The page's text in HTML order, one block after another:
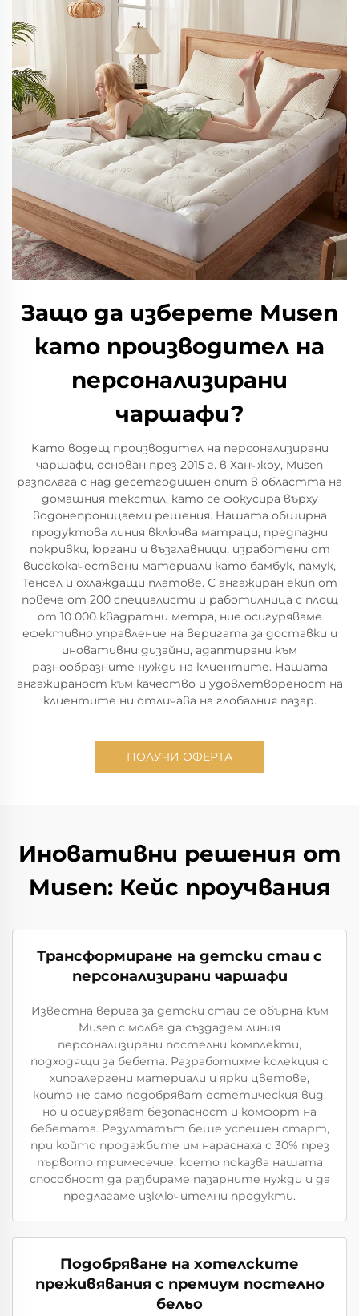
Защо да изберете Musen
като производител на
персонализирани
чаршафи?
Като водещ производител на персонализирани
чаршафи, основан през 2015 г. в Ханчжоу, Musen
разполага с над десетгодишен опит в областта на
домашния текстил, като се фокусира върху
водонепроницаеми решения. Нашата обширна
продуктовa линия включва матраци, предпазни
покривки, юргани и възглавници, изработени от
висококачествени материали като бамбук, памук,
Тенсел и охлаждащи платове. С ангажиран екип от
повече от 200 специалисти и работилница с площ
от 10 000 квадратни метра, ние осигуряваме
ефективно управление на веригата за доставки и
иновативни дизайни, адаптирани към
разнообразните нужди на клиентите. Нашата
ангажираност към качество и удовлетвореност на
клиентите ни отличава на глобалния пазар.
ПОЛУЧИ ОФЕРТА
Иновативни решения от
Musen: Кейс проучвания
Трансформиране на детски стаи с
персонализирани чаршафи
Известна верига за детски стаи се обърна към
Musen с молба да създадем линия
персонализирани постелни комплекти,
подходящи за бебета. Разработихме колекция с
хипоалергени материали и ярки цветове,
които не само подобряват естетическия вид,
но и осигуряват безопасност и комфорт на
бебетата. Резултатът беше успешен старт,
при който продажбите им нараснаха с 30% през
първото тримесечие, което показва нашата
способност да разбираме пазарните нужди и да
предлагаме изключителни продукти.
Подобряване на хотелските
преживявания с премиум постелно
бельо